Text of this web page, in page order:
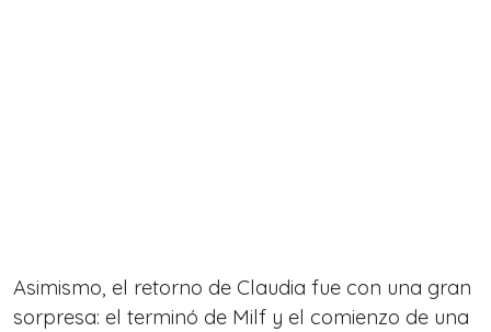
Asimismo, el retorno de Claudia fue con una gran
sorpresa: el terminó de Milf y el comienzo de una